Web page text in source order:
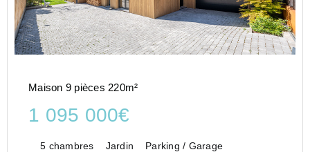
Maison 9 pièces 220m²
1 095 000€
5 chambres Jardin Parking / Garage